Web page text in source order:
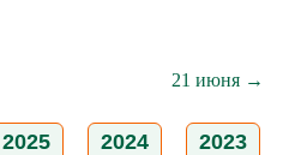
21 июня →
2025 2024 2023